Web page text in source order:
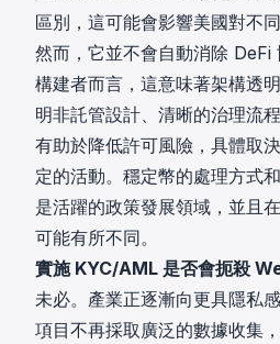
區別，這可能會影響美國對不
然而，它並不會自動消除 DeFi
構建者而言，這意味著架構透
明非託管設計、清晰的治理流
有助於降低許可風險，具體取
定的活動。穩定幣的處理方式
是活躍的政策發展領域，並且
可能有所不同。
實施 KYC/AML 是否會扼殺
未必。產業正逐漸向更具隱私
項目不再採取廣泛的數據收集